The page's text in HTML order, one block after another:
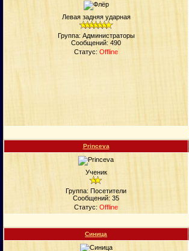
Левая задняя ударная
Группа: Администраторы
Сообщений: 490
Статус: Offline
Princeva
Ученик
Группа: Посетители
Сообщений: 35
Статус: Offline
Синица